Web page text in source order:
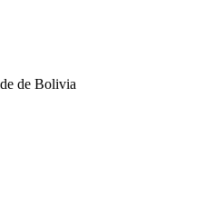
de Bolivia